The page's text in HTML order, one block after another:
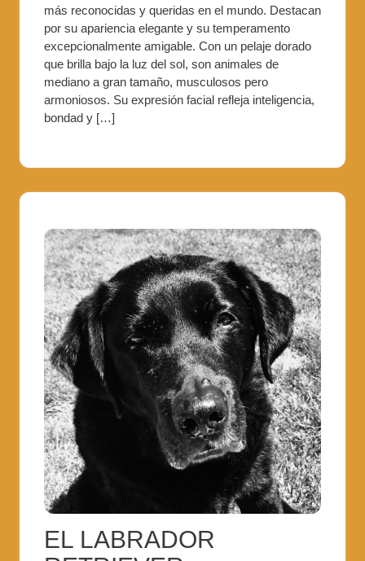
más reconocidas y queridas en el mundo. Destacan
por su apariencia elegante y su temperamento
excepcionalmente amigable. Con un pelaje dorado
que brilla bajo la luz del sol, son animales de
mediano a gran tamaño, musculosos pero
armoniosos. Su expresión facial refleja inteligencia,
bondad y […]
EL LABRADOR